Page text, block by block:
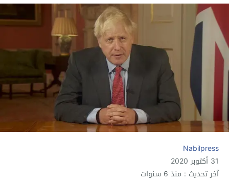
Nabilpress
31 أكتوبر 2020
آخر تحديث : منذ 6 سنوات